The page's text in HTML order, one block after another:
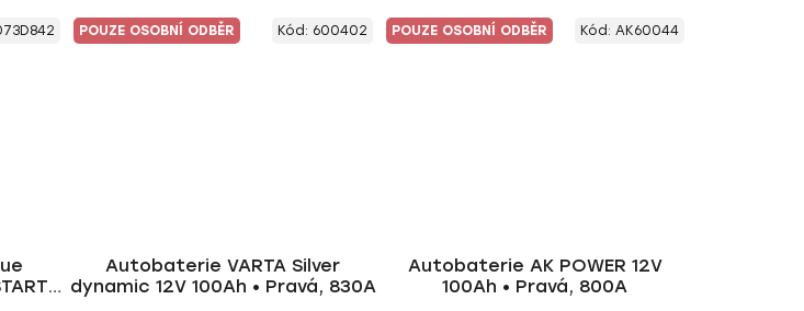
POUZE OSOBNÍ ODBĚR
Autobaterie VARTA Silver
dynamic 12V 100Ah • Pravá, 830A
Kód: 600402 POUZE OSOBNÍ ODBĚR
Autobaterie AK POWER 12V
100Ah • Pravá, 800A
Kód: AK60044